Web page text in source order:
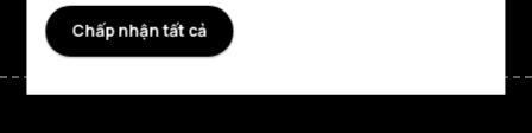
Chấp nhận tất cả